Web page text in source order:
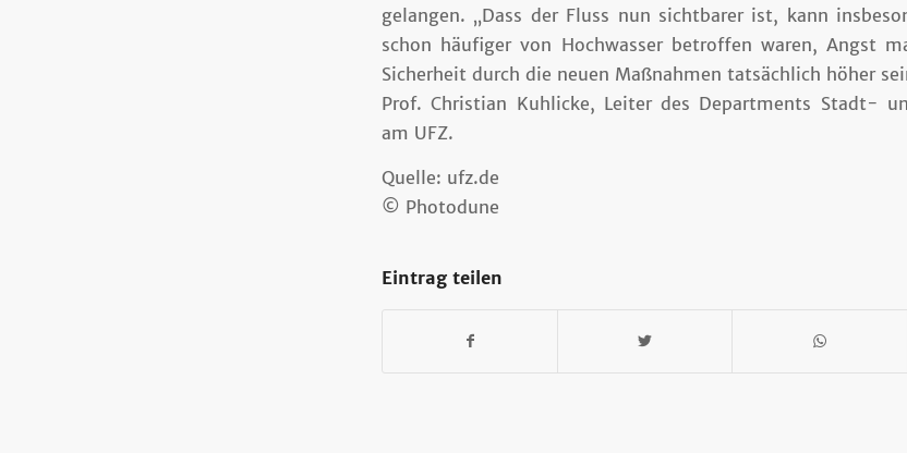
gelangen. „Dass der Fluss nun sichtbarer ist, kann
schon häufiger von Hochwasser betroffen waren, Angst
Sicherheit durch die neuen Maßnahmen tatsächlich höher
Prof. Christian Kuhlicke, Leiter des Departments Stadt-
am UFZ.
Quelle: ufz.de
© Photodune
Eintrag teilen